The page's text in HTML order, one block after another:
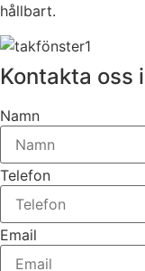
hållbart.
Kontakta oss
Namn
Telefon
Email